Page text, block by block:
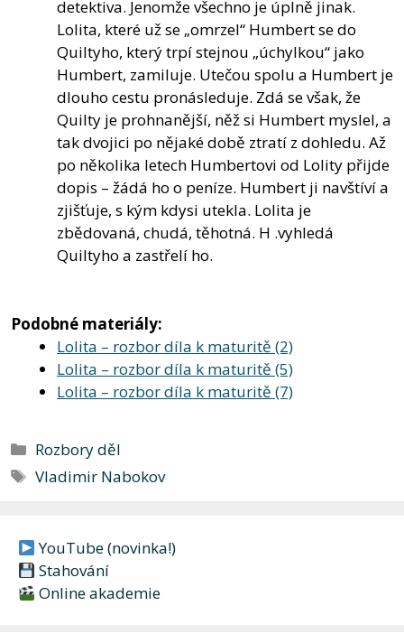
detektiva. Jenomže všechno je úplně jinak.
Lolita, které už se „omrzel“ Humbert se do
Quiltyho, který trpí stejnou „úchylkou“ jako
Humbert, zamiluje. Utečou spolu a Humbert je
dlouho cestu pronásleduje. Zdá se však, že
Quilty je prohnanější, něž si Humbert myslel, a
tak dvojici po nějaké době ztratí z dohledu. Až
po několika letech Humbertovi od Lolity přijde
dopis – žádá ho o peníze. Humbert ji navštíví a
zjišťuje, s kým kdysi utekla. Lolita je
zbědovaná, chudá, těhotná. H .vyhledá
Quiltyho a zastřelí ho.
Podobné materiály:
Lolita – rozbor díla k maturitě (2)
Lolita – rozbor díla k maturitě (5)
Lolita – rozbor díla k maturitě (7)
Rubriky
Rozbory děl
Štítky
Vladimir Nabokov
YouTube (novinka!)
Stahování
Online akademie